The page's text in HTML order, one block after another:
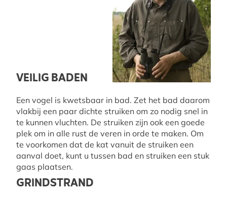
VEILIG BADEN
Een vogel is kwetsbaar in bad. Zet het bad daarom
vlakbij een paar dichte struiken om zo nodig snel in
te kunnen vluchten. De struiken zijn ook een goede
plek om in alle rust de veren in orde te maken. Om
te voorkomen dat de kat vanuit de struiken een
aanval doet, kunt u tussen bad en struiken een stuk
gaas plaatsen.
GRINDSTRAND